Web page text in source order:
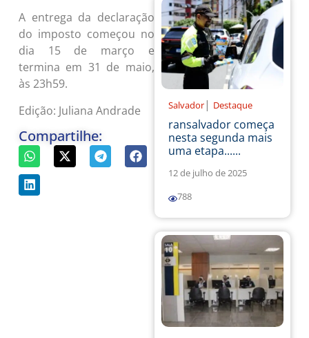
A entrega da declaração
do imposto começou no
dia 15 de março e
termina em 31 de maio,
às 23h59.
Edição: Juliana Andrade
Compartilhe:
Salvador | Destaque
ransalvador começa
nesta segunda mais
uma etapa......
12 de julho de 2025
788